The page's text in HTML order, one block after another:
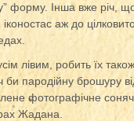
форму. Інша вже річ,
аж до
лівим, робить їх
би пародійну брошуру
фотографічне
Жадана.